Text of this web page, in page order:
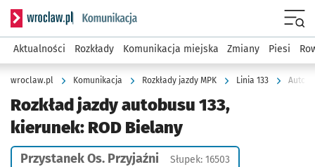
Serwis informacyjny wroclaw.pl podserwis: Komunikacja
Aktualności Rozkłady Komunikacja miejska Zmiany Piesi
wroclaw.pl Komunikacja Rozkłady jazdy MPK Linia 133
Rozkład jazdy autobusu 133,
kierunek: ROD Bielany
Przystanek Os. Przyjaźni Słupek: 16503